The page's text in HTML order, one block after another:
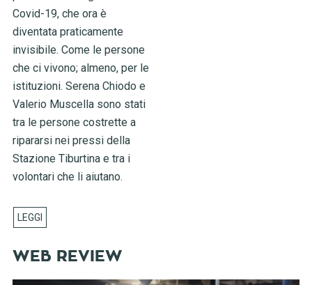
Covid-19, che ora è
diventata praticamente
invisibile. Come le persone
che ci vivono; almeno, per le
istituzioni. Serena Chiodo e
Valerio Muscella sono stati
tra le persone costrette a
ripararsi nei pressi della
Stazione Tiburtina e tra i
volontari che li aiutano.
WEB REVIEW